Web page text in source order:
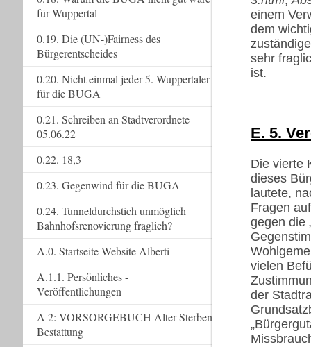
einem
dem
sehr
ist.
E. 5.
Die vierte
dieses
lautete,
Fragen
gegen die
vielen
der
für Wuppertal
0.19. Die (UN-)Fairness des
Bürgerentscheides
0.20. Nicht einmal jeder 5. Wuppertaler
für die BUGA
0.21. Schreiben an Stadtverordnete
05.06.22
0.22. 18,3
0.23. Gegenwind für die BUGA
0.24. Tunneldurchstich unmöglich
Bahnhofsrenovierung fraglich?
A.0. Startseite Website Alberti
A.1.1. Persönliches -
Veröffentlichungen
A 2: VORSORGEBUCH Alter Sterben
Bestattung